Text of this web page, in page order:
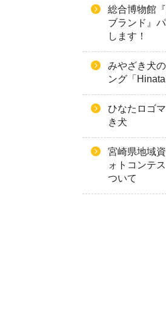
総合博物館
ブランド』
します！
みやざき犬
ング「Hinata!
ひなたロゴ
き犬
宮崎県地域
ォトコンテ
ついて